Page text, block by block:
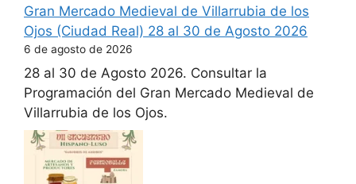
Gran Mercado Medieval de Villarrubia de los
Ojos (Ciudad Real) 28 al 30 de Agosto 2026
6 de agosto de 2026
28 al 30 de Agosto 2026. Consultar la
Programación del Gran Mercado Medieval de
Villarrubia de los Ojos.